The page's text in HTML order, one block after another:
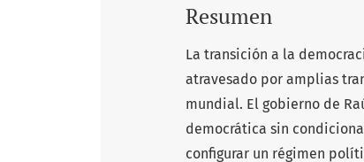
Resumen
La transición a la
atravesado por amplias
mundial. El gobierno de
democrática sin
configurar un régimen